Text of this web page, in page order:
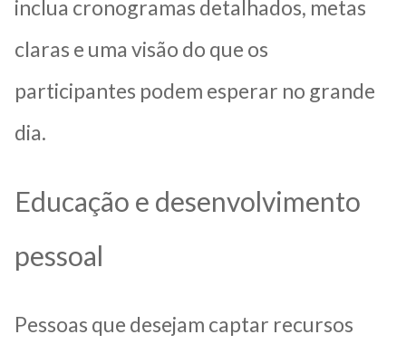
inclua cronogramas detalhados, metas
claras e uma visão do que os
participantes podem esperar no grande
dia.
Educação e desenvolvimento
pessoal
Pessoas que desejam captar recursos